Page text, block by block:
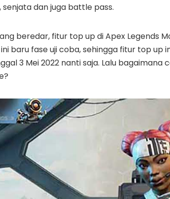
dan juga battle pass.
beredar, fitur top up di Apex Legends
baru fase uji coba, sehingga fitur top up
3 Mei 2022 nanti saja. Lalu bagaimana